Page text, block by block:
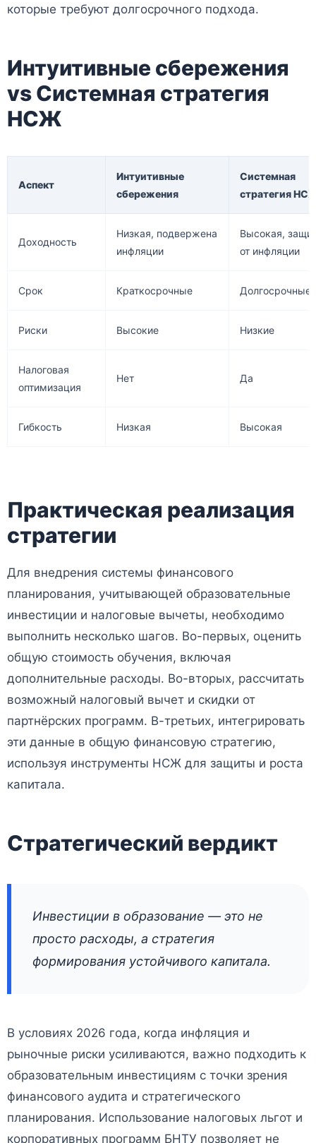
которые требуют долгосрочного подхода.
Интуитивные сбережения
vs Системная стратегия
НСЖ
Аспект
Интуитивные
сбережения
Системная
стратегия
Доходность
Низкая, подвержена
инфляции
Высокая,
от инфляции
Срок Краткосрочные Долгосрочные
Риски Высокие Низкие
Налоговая
оптимизация
Нет Да
Гибкость Низкая Высокая
Практическая реализация
стратегии
Для внедрения системы финансового
планирования, учитывающей образовательные
инвестиции и налоговые вычеты, необходимо
выполнить несколько шагов. Во-первых, оценить
общую стоимость обучения, включая
дополнительные расходы. Во-вторых, рассчитать
возможный налоговый вычет и скидки от
партнёрских программ. В-третьих, интегрировать
эти данные в общую финансовую стратегию,
используя инструменты НСЖ для защиты и роста
капитала.
Стратегический вердикт
Инвестиции в образование — это не
просто расходы, а стратегия
формирования устойчивого капитала.
В условиях 2026 года, когда инфляция и
рыночные риски усиливаются, важно подходить к
образовательным инвестициям с точки зрения
финансового аудита и стратегического
планирования. Использование налоговых льгот и
корпоративных программ БНТУ позволяет не